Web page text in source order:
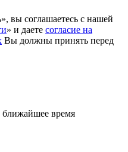
вы соглашаетесь с нашей
» и даете согласие на
Вы должны принять перед
время